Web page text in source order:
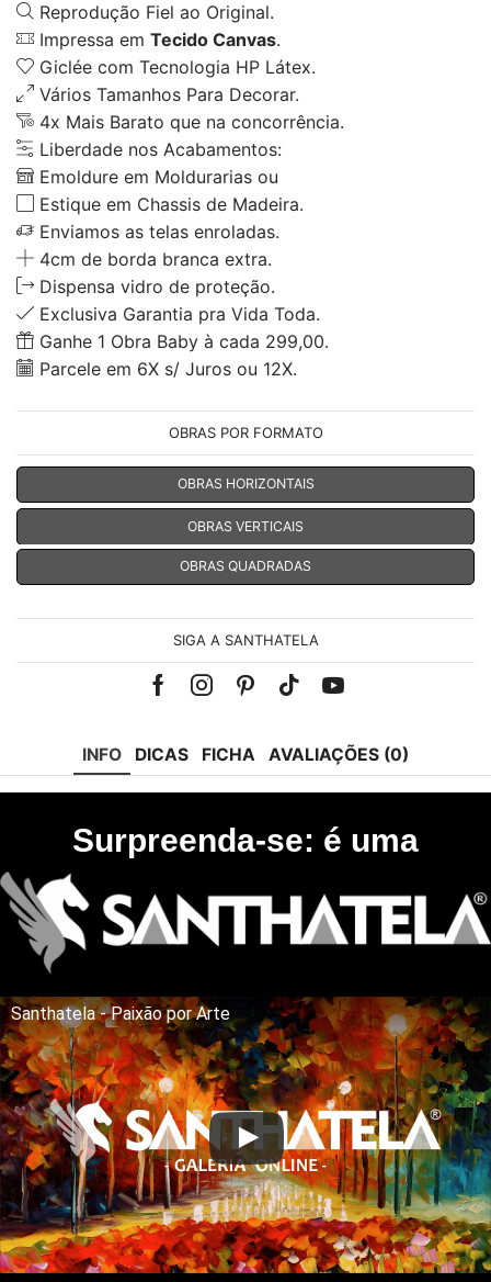
Reprodução Fiel ao Original.
Impressa em Tecido Canvas.
Giclée com Tecnologia HP Látex.
Vários Tamanhos Para Decorar.
4x Mais Barato que na concorrência.
Liberdade nos Acabamentos:
Emoldure em Moldurarias ou
Estique em Chassis de Madeira.
Enviamos as telas enroladas.
4cm de borda branca extra.
Dispensa vidro de proteção.
Exclusiva Garantia pra Vida Toda.
Ganhe 1 Obra Baby à cada 299,00.
Parcele em 6X s/ Juros ou 12X.
OBRAS POR FORMATO
OBRAS HORIZONTAIS
OBRAS VERTICAIS
OBRAS QUADRADAS
SIGA A SANTHATELA
Facebook
Instagram
Pinterest
Tik-Youtube
INFO DICAS FICHA AVALIAÇÕES (0)
Surpreenda-se: é uma
Santhatela - Paixão por Arte